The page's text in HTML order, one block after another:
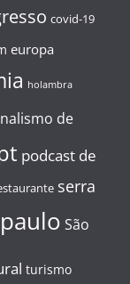
covid-19
europa
holambra
de
podcast de
serra
São
turismo